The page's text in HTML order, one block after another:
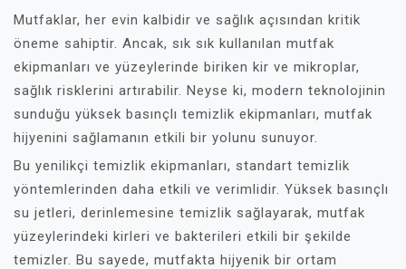
Mutfaklar, her evin kalbidir ve sağlık açısından kritik
öneme sahiptir. Ancak, sık sık kullanılan mutfak
ekipmanları ve yüzeylerinde biriken kir ve mikroplar,
sağlık risklerini artırabilir. Neyse ki, modern teknolojinin
sunduğu yüksek basınçlı temizlik ekipmanları, mutfak
hijyenini sağlamanın etkili bir yolunu sunuyor.
Bu yenilikçi temizlik ekipmanları, standart temizlik
yöntemlerinden daha etkili ve verimlidir. Yüksek basınçlı
su jetleri, derinlemesine temizlik sağlayarak, mutfak
yüzeylerindeki kirleri ve bakterileri etkili bir şekilde
temizler. Bu sayede, mutfakta hijyenik bir ortam